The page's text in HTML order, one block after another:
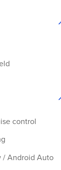
control
/ Android Auto